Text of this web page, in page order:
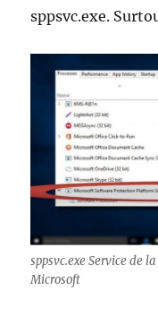
sppsvc.exe.
sppsvc.exe Service de
Microsoft